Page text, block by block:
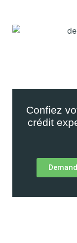
Confiez
crédit